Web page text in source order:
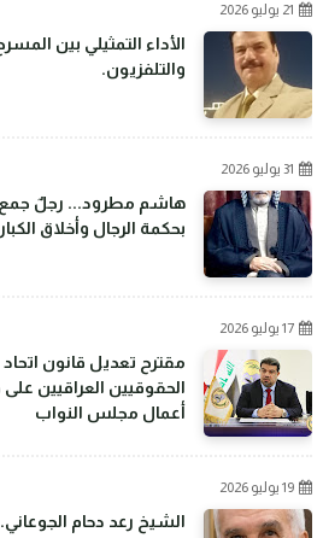
21 يوليو 2026
الأداء التمثيلي بين
والتلفزيون.
31 يوليو 2026
هاشم مطرود... رجلٌ جمع
بحكمة الرجال وأخلاق
17 يوليو 2026
مقترح تعديل قانون اتحاد
الحقوقيين العراقيين
أعمال مجلس النواب
19 يوليو 2026
الشيخ رعد دحام